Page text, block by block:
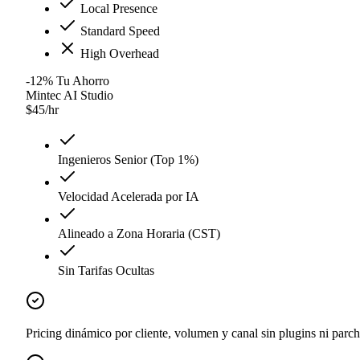
Local Presence
Standard Speed
High Overhead
-12% Tu Ahorro
Mintec AI Studio
$45/hr
Ingenieros Senior (Top 1%)
Velocidad Acelerada por IA
Alineado a Zona Horaria (CST)
Sin Tarifas Ocultas
Pricing dinámico por cliente, volumen y canal sin plugins ni